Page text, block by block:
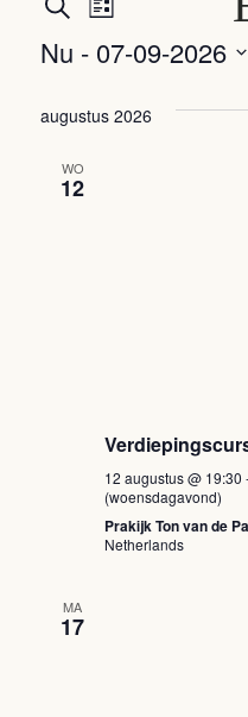
Zoeken
navigatie
weergaven
Lijst
Nu - 07-09-2026
een
augustus 2026
WO
12
12 augustus @ 19:30
(woensdagavond)
Prakijk Ton van de
Netherlands
MA
17